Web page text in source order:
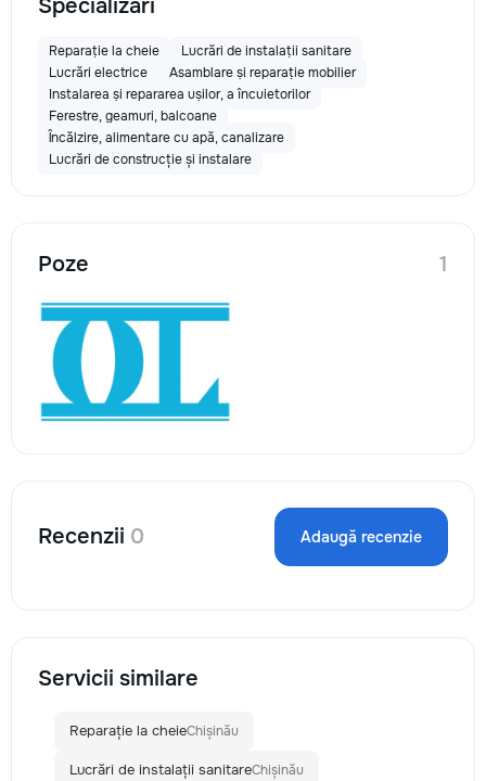
Specializări
Reparație la cheie
Lucrări de instalații sanitare
Lucrări electrice
Asamblare și reparație mobilier
Instalarea și repararea ușilor, a încuietorilor
Ferestre, geamuri, balcoane
Încălzire, alimentare cu apă, canalizare
Lucrări de construcție și instalare
Poze 1
Recenzii 0 Adaugă recenzie
Servicii similare
Reparație la cheieChișinău
Lucrări de instalații sanitareChișinău